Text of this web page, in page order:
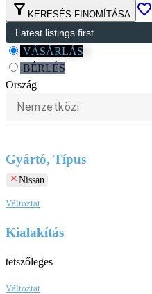
filter_alt KERESÉS FINOMÍTÁSA favorite_border
VÁSÁRLÁS
BÉRLÉS
Ország
Nemzetközi
Gyártó, Típus
clear Nissan
Változtat
Kialakítás
tetszőleges
Változtat